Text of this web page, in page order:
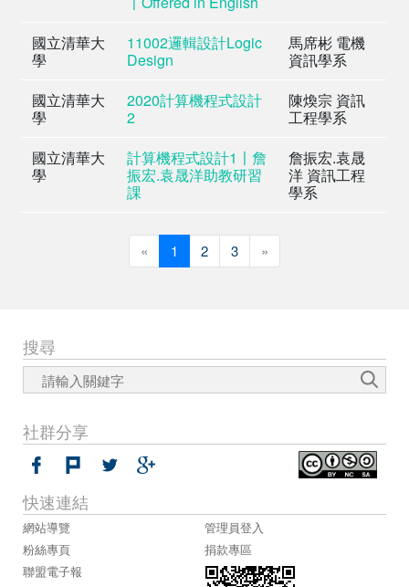
國立清華大
學
11002邏輯設計Logic
Design
馬席彬 電機
資訊學系
國立清華大
學
2020計算機程式設計
2
陳煥宗 資訊
工程學系
國立清華大
學
計算機程式設計1〡詹
振宏.袁晟洋助教研習
課
詹振宏.袁晟
洋 資訊工程
學系
« Previous
1 2 3 »
搜尋
社群分享
快速連結
網站導覽
管理員登入
粉絲專頁
捐款專區
聯盟電子報